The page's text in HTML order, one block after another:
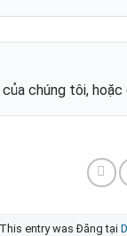
của chúng tôi, hoặc
This entry was Đăng tại